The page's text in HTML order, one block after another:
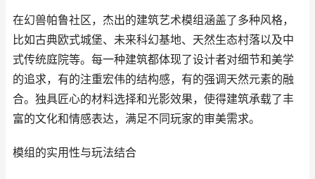
在幻兽帕鲁社区，杰出的建筑艺术模组涵盖了多种风格，
比如古典欧式城堡、未来科幻基地、天然生态村落以及中
式传统庭院等。每一种建筑都体现了设计者对细节和美学
的追求，有的注重宏伟的结构感，有的强调天然元素的融
合。独具匠心的材料选择和光影效果，使得建筑承载了丰
富的文化和情感表达，满足不同玩家的审美需求。
模组的实用性与玩法结合